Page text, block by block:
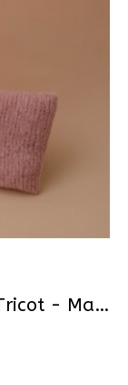
Conjunto Gorro + Travesseiro Tricot - Mauve